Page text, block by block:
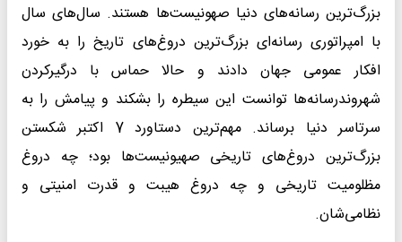
بزرگ‌ترین رسانه‌های دنیا صهونیست‌ها هستند. سال‌های سال
با امپراتوری رسانه‌ای بزرگ‌ترین دروغ‌های تاریخ را به خورد
افکار عمومی جهان دادند‌ و حالا حماس با درگیر‌کردن
شهروندرسانه‌ها توانست این سیطره را بشکند و پیامش را به
سرتاسر دنیا برساند. مهم‌ترین دستاورد 7 اکتبر شکستن
بزرگ‌ترین دروغ‌های تاریخی صهیونیست‌ها بود؛ چه دروغ
مظلومیت تاریخی و چه دروغ هیبت و قدرت امنیتی و
نظامی‌شان.